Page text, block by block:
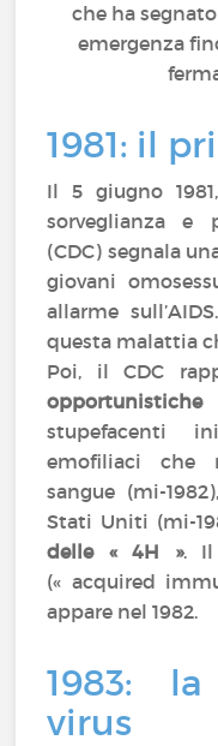
che ha
emergenza
1981: il
Il 5 giugno
sorveglianza e
(CDC) segnala
giovani
allarme
questa malattia
Poi, il CDC
opportunistiche
stupefacenti
emofiliaci che
sangue (mi-
Stati Uniti (mi-
delle « 4H ». Il
(« acquired
appare nel 1982.
1983:
virus